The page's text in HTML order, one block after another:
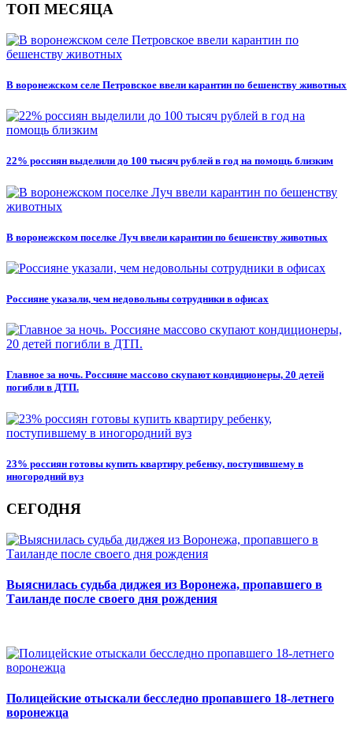
ТОП МЕСЯЦА
В воронежском селе Петровское ввели карантин по бешенству животных
22% россиян выделили до 100 тысяч рублей в год на помощь близким
В воронежском поселке Луч ввели карантин по бешенству животных
Россияне указали, чем недовольны сотрудники в офисах
Главное за ночь. Россияне массово скупают кондиционеры, 20 детей
погибли в ДТП.
23% россиян готовы купить квартиру ребенку, поступившему в
иногородний вуз
СЕГОДНЯ
Выяснилась судьба диджея из Воронежа, пропавшего в
Таиланде после своего дня рождения
Полицейские отыскали бесследно пропавшего 18-летнего
воронежца